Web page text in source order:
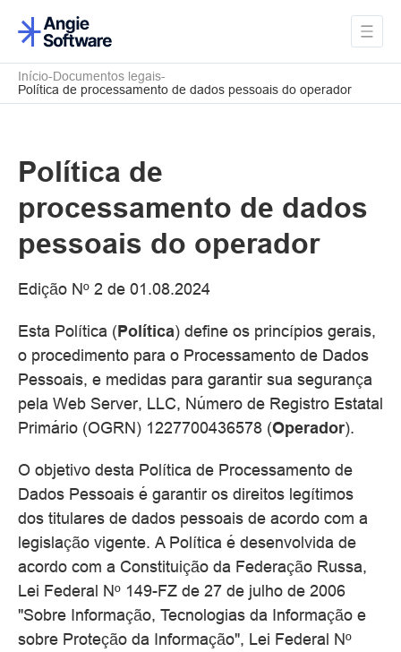
Início Documentos legais
Política de processamento de dados pessoais do operador
Política de
processamento de dados
pessoais do operador
Edição Nº 2 de 01.08.2024
Esta Política (Política) define os princípios gerais,
o procedimento para o Processamento de Dados
Pessoais, e medidas para garantir sua segurança
pela Web Server, LLC, Número de Registro Estatal
Primário (OGRN) 1227700436578 (Operador).
O objetivo desta Política de Processamento de
Dados Pessoais é garantir os direitos legítimos
dos titulares de dados pessoais de acordo com a
legislação vigente. A Política é desenvolvida de
acordo com a Constituição da Federação Russa,
Lei Federal Nº 149-FZ de 27 de julho de 2006
"Sobre Informação, Tecnologias da Informação e
sobre Proteção da Informação", Lei Federal Nº